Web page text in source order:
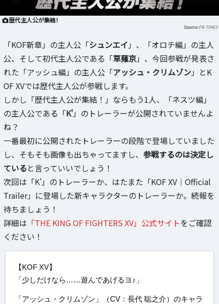
歴代主人公が集結！
PR TIMES
「KOF新章」の主人公「シュンエイ 」、「オロチ編」の主人
公、そして初代主人公である「草薙京」、今回参戦が発表さ
れた「アッシュ編」の主人公「アッシュ・クリムゾン」とK
OF XVでは歴代主人公が参戦します。
しかし「歴代主人公が集結！」ならもう1人、「ネスツ編」
の主人公である「K'」のトレーラーが公開されていませんよ
ね？
一番最初に公開されたトレーラーの段階で登場していました
し、そもそも画像も出ちゃってますし、 参戦するのは決定し
ていると言っていいでしょう！
次回は「K'」のトレーラーか、はたまた「KOF XV｜Official
Trailer」に登場した新キャラクターのトレーラーか。続報を
待ちましょう！
詳細は 「THE KING OF FIGHTERS XV」公式サイトをご確認
ください！
【KOF XV】
「少しだけなら……遊んであげるヨ♪」
「アッシュ・クリムゾン」（CV：長代 聡之介）のキャラ